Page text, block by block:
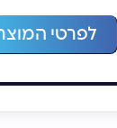
לפרטי